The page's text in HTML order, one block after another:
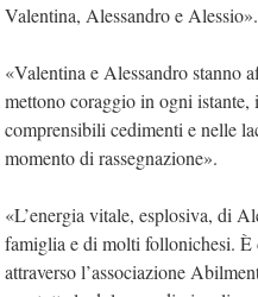
Valentina, Alessandro e Alessio».
«Valentina e Alessandro stanno
mettono coraggio in ogni istante,
comprensibili cedimenti e nelle
momento di rassegnazione».
«L’energia vitale, esplosiva, di
famiglia e di molti follonichesi. È
attraverso l’associazione